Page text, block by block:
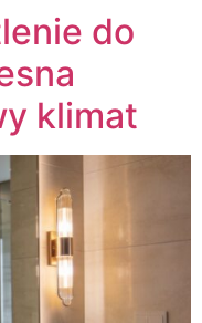
do
klimat